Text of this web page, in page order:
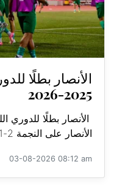
الأنصار بطلًا
2025-2026
الأنصار على النجمة 2-1، في الجولة ال...
03-08-2026 08:12 am